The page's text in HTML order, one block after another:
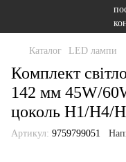
Каталог LED лампи
Комплект
142 мм 45W/
цоколь Н1/Н4/
Артикул: 9759799051